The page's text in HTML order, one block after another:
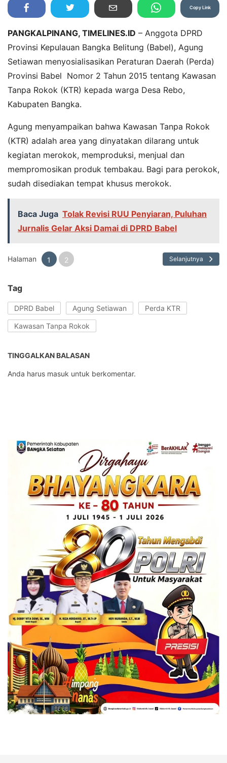
Copy Link
PANGKALPINANG, TIMELINES.ID – Anggota DPRD
Provinsi Kepulauan Bangka Belitung (Babel), Agung
Setiawan menyosialisasikan Peraturan Daerah (Perda)
Provinsi Babel Nomor 2 Tahun 2015 tentang Kawasan
Tanpa Rokok (KTR) kepada warga Desa Rebo,
Kabupaten Bangka.
Agung menyampaikan bahwa Kawasan Tanpa Rokok
(KTR) adalah area yang dinyatakan dilarang untuk
kegiatan merokok, memproduksi, menjual dan
mempromosikan produk tembakau. Bagi para perokok,
sudah disediakan tempat khusus merokok.
Baca Juga Tolak Revisi RUU Penyiaran, Puluhan
Jurnalis Gelar Aksi Damai di DPRD Babel
Halaman 1 2 Selanjutnya
Tag
DPRD Babel Agung Setiawan Perda KTR
Kawasan Tanpa Rokok
TINGGALKAN BALASAN
Anda harus masuk untuk berkomentar.